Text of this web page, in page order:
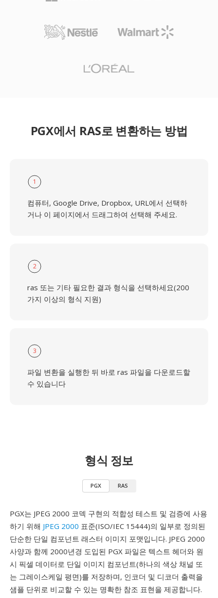
PGX에서 RAS로 변환하는 방법
1
컴퓨터, Google Drive, Dropbox, URL에서 선택하
거나 이 페이지에서 드래그하여 선택해 주세요.
2
ras 또는 기타 필요한 결과 형식을 선택하세요(200
가지 이상의 형식 지원)
3
파일 변환을 실행한 뒤 바로 ras 파일을 다운로드할
수 있습니다
형식 정보
PGX RAS
PGX는 JPEG 2000 코덱 구현의 적합성 테스트 및 검증에 사용
하기 위해 JPEG 2000 표준(ISO/IEC 15444)의 일부로 정의된
단순한 단일 컴포넌트 래스터 이미지 포맷입니다. JPEG 2000
사양과 함께 2000년경 도입된 PGX 파일은 텍스트 헤더와 원
시 픽셀 데이터로 단일 이미지 컴포넌트(하나의 색상 채널 또
는 그레이스케일 평면)를 저장하며, 인코더 및 디코더 출력을
샘플 단위로 비교할 수 있는 명확한 참조 표현을 제공합니다.